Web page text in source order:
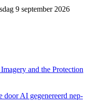
and the Protection
door AI gegenereerd nep-